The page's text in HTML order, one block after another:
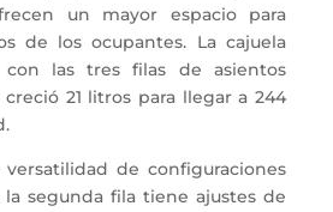
un mayor espacio para
de los ocupantes. La cajuela
con las tres filas de asientos
21 litros para llegar a 244
de configuraciones
segunda fila tiene ajustes de